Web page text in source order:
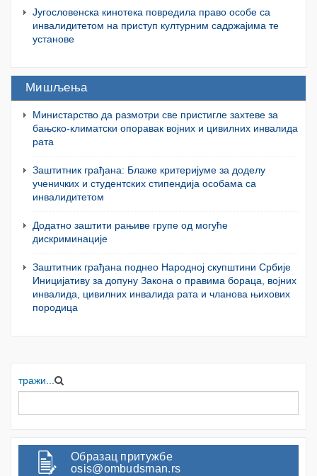
Југословенска кинотека повредила право особе са
инвалидитетом на приступ културним садржајима те
установе
Мишљења
Министарство да размотри све пристигле захтеве за
бањско-климатски опоравак војних и цивилних инвалида
рата
Заштитник грађана: Блаже критеријуме за доделу
ученичких и студентских стипендија особама са
инвалидитетом
Додатно заштити рањиве групе од могуће
дискриминације
Заштитник грађана поднео Народној скупштини Србије
Иницијативу за допуну Закона о правима бораца, војних
инвалида, цивилних инвалида рата и чланова њихових
породица
тражи...
Образац притужбе
osis@ombudsman.rs